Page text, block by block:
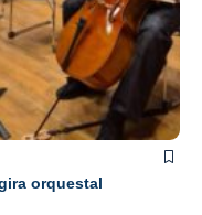
orquestal